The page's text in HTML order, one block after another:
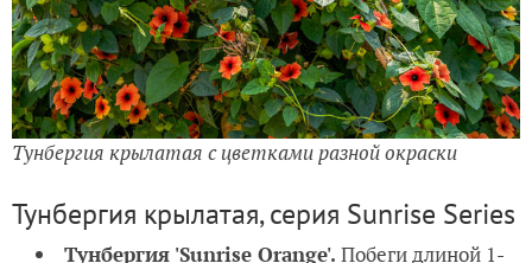
Тунбергия крылатая с цветками разной окраски
Тунбергия крылатая, серия Sunrise Series
Тунбергия 'Sunrise Orange'. Побеги длиной 1-